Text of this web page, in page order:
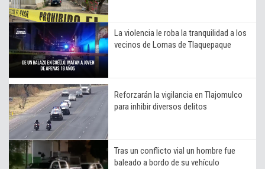
La violencia le roba la tranquilidad a los
vecinos de Lomas de Tlaquepaque
Reforzarán la vigilancia en Tlajomulco
para inhibir diversos delitos
Tras un conflicto vial un hombre fue
baleado a bordo de su vehículo